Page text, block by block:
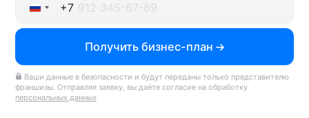
Подбери франшизу за 1 минуту
Ответьте на пару вопросов про бюджет, сферу
бизнеса и город, а мы найдём лучшую франшизу
— быстро и бесплатно
Подобрать франшизу →
+7
Получить бизнес-план
Ваши данные в безопасности и будут переданы только представителю
франшизы. Отправляя заявку, вы даёте согласие на обработку
персональных данных